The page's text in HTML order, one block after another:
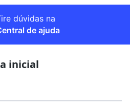
dúvidas na
de ajuda
inicial